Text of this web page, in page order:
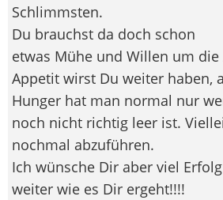
Schlimmsten.
Du brauchst da doch schon
etwas Mühe und Willen um die
Appetit wirst Du weiter haben,
Hunger hat man normal nur
noch nicht richtig leer ist.
nochmal abzuführen.
Ich wünsche Dir aber viel
weiter wie es Dir ergeht!!!!